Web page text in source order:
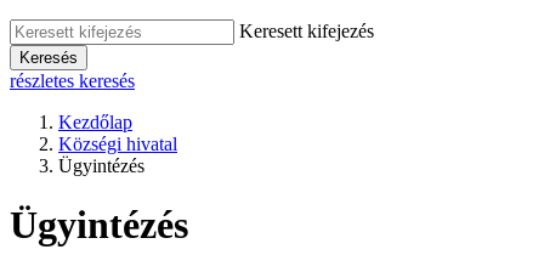
Keresett kifejezés
Keresés
részletes keresés
Kezdőlap
Községi hivatal
Ügyintézés
Ügyintézés